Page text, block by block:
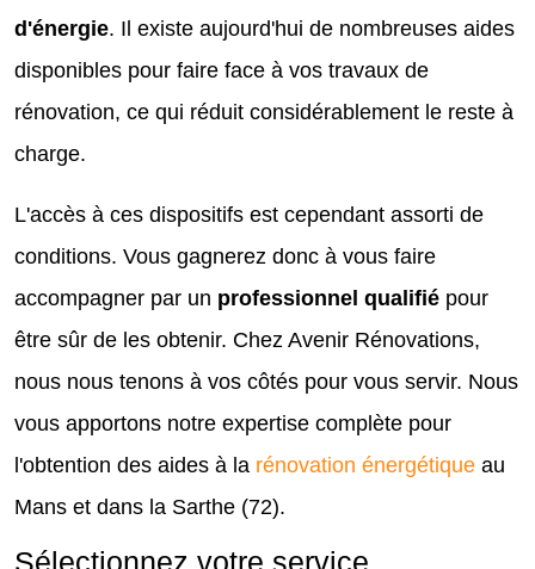
d'énergie. Il existe aujourd'hui de nombreuses aides
disponibles pour faire face à vos travaux de
rénovation, ce qui réduit considérablement le reste à
charge.
L'accès à ces dispositifs est cependant assorti de
conditions. Vous gagnerez donc à vous faire
accompagner par un professionnel qualifié pour
être sûr de les obtenir. Chez Avenir Rénovations,
nous nous tenons à vos côtés pour vous servir. Nous
vous apportons notre expertise complète pour
l'obtention des aides à la rénovation énergétique au
Mans et dans la Sarthe (72).
Sélectionnez votre service